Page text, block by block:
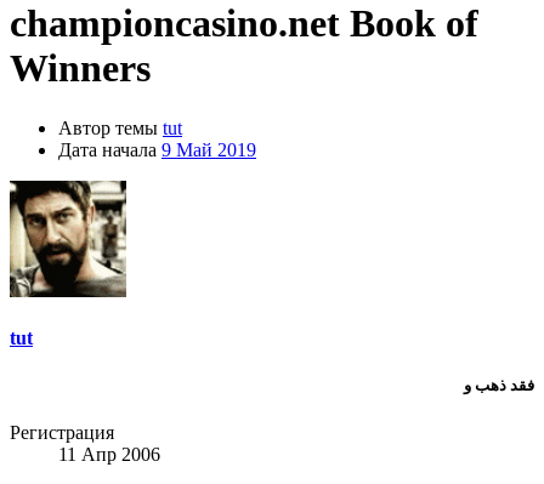
championcasino.net Book of
Winners
Автор темы tut
Дата начала 9 Май 2019
tut
فقد ذهب و
Регистрация
11 Апр 2006